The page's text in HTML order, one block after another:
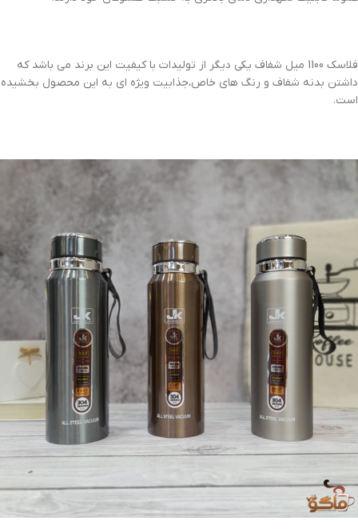
فلاسک 1100 میل شفاف یکی دیگر از تولیدات با کیفیت این برند می باشد که
داشتن بدنه شفاف و رنگ های خاص،جذابیت ویژه ای به این محصول بخشیده
است.